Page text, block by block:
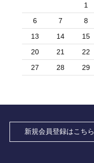
1
6
7 8
13
14 15
20
21 22
27
28 29
新規会員登録はこちら